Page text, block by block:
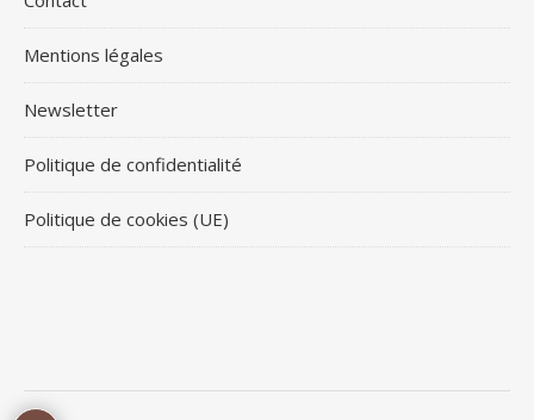
Mentions légales
Newsletter
Politique de confidentialité
Politique de cookies (UE)